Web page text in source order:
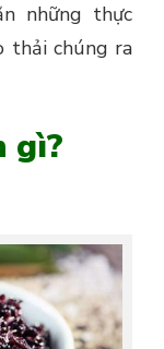
những thực
thải chúng ra
gì?